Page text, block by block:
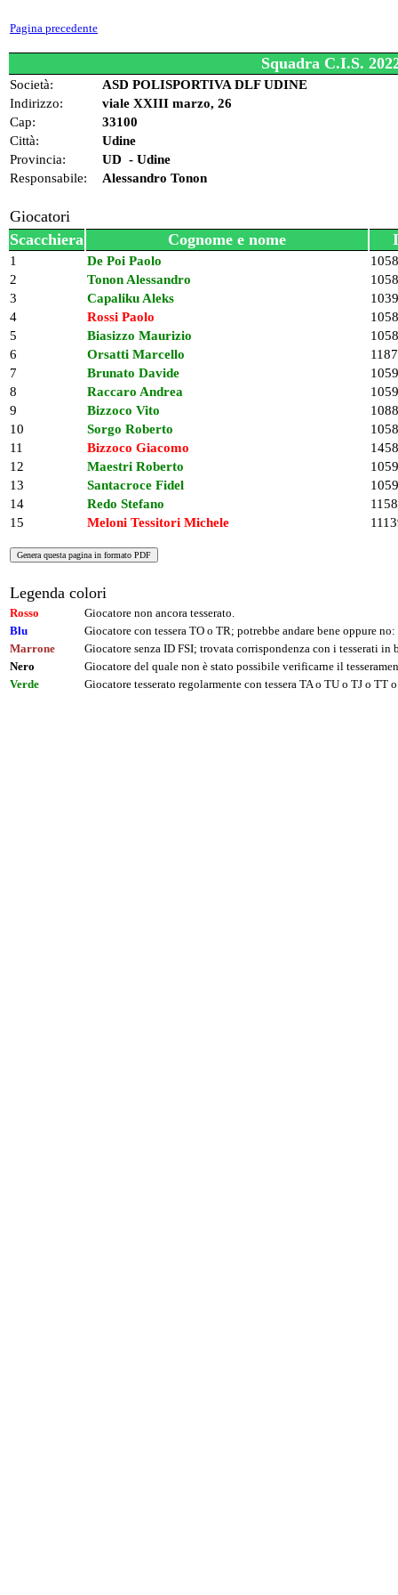
Pagina precedente
Squadra C.I.S.
Società:
ASD POLISPORTIVA DLF UDINE
Indirizzo:
viale XXIII marzo, 26
Cap:
33100
Città:
Udine
Provincia:
UD - Udine
Responsabile:
Alessandro Tonon
Giocatori
Scacchiera
Cognome e nome
1 De Poi Paolo
2
Tonon Alessandro
3
Capaliku Aleks
4
Rossi Paolo
5
Biasizzo Maurizio
6
Orsatti Marcello
7
Brunato Davide
8
Raccaro Andrea
9
Bizzoco Vito
10
Sorgo Roberto
11
Bizzoco Giacomo
12
Maestri Roberto
13
Santacroce Fidel
14
Redo Stefano
15
Meloni Tessitori Michele
Legenda colori
Rosso
Giocatore non ancora tesserato.
Blu
Giocatore con tessera TO o TR; potrebbe andare bene oppure
Marrone
Giocatore senza ID FSI; trovata corrispondenza con i tesserati
Nero
Giocatore del quale non è stato possibile verificarne il
Verde
Giocatore tesserato regolarmente con tessera TA o TU o TJ o TT